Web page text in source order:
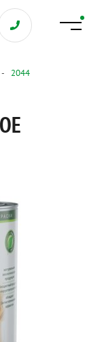
2044